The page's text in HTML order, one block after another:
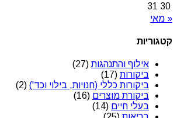
30
31
« מאי
קטגוריות
אילוף והתנהגות (27)
ביקורות (17)
ביקורות כללי (חנויות, בילוי וכד') (2)
ביקורת מוצרים (16)
בעלי חיים (14)